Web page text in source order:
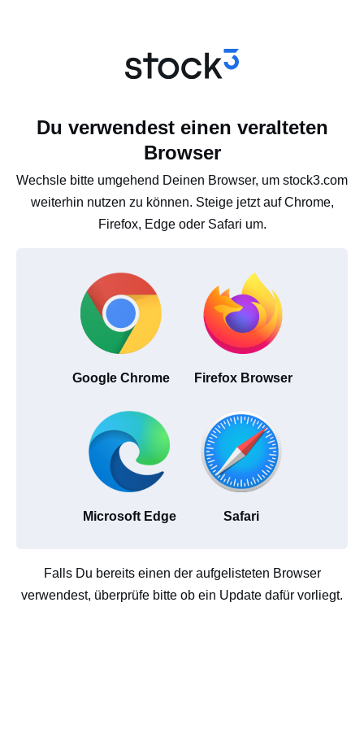
Du verwendest einen veralteten
Browser
Wechsle bitte umgehend Deinen Browser, um stock3.com
weiterhin nutzen zu können. Steige jetzt auf Chrome,
Firefox, Edge oder Safari um.
Google Chrome Firefox Browser
Microsoft Edge Safari
Falls Du bereits einen der aufgelisteten Browser
verwendest, überprüfe bitte ob ein Update dafür vorliegt.